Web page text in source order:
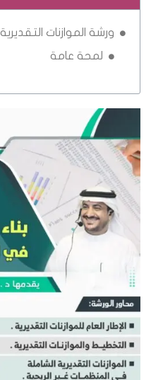
ورشة الموازنات التقديرية
لمحة عامة